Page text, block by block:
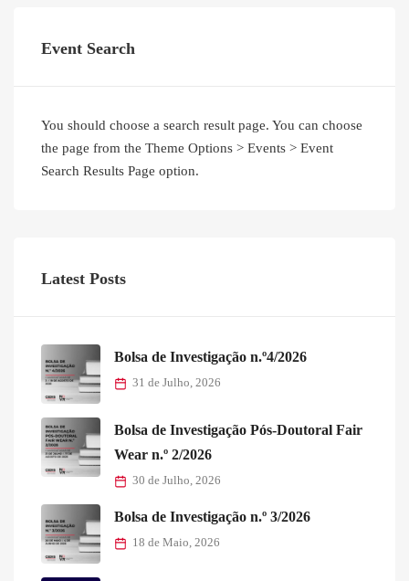
Event Search
You should choose a search result page. You can choose
the page from the Theme Options > Events > Event
Search Results Page option.
Latest Posts
Bolsa de Investigação n.º4/2026
31 de Julho, 2026
Bolsa de Investigação Pós-Doutoral Fair
Wear n.º 2/2026
30 de Julho, 2026
Bolsa de Investigação n.º 3/2026
18 de Maio, 2026